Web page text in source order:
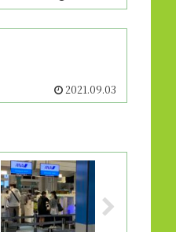
2021.09.03